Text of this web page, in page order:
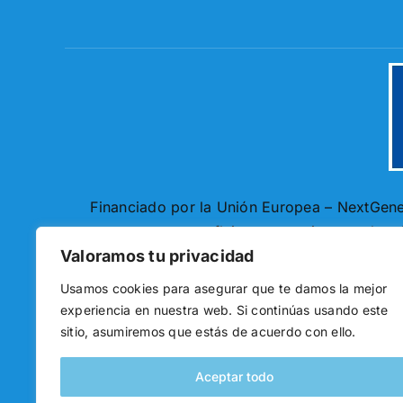
Valoramos tu privacidad
Usamos cookies para asegurar que te damos la mejor
experiencia en nuestra web. Si continúas usando este
sitio, asumiremos que estás de acuerdo con ello.
Aceptar todo
Financiado por la Unión Europea –
autores y no reflejan necesariamente los